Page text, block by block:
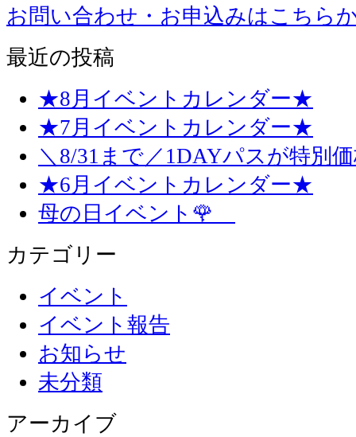
お問い合わせ・お申込みはこちら
最近の投稿
★8月イベントカレンダー★
★7月イベントカレンダー★
＼8/31まで／1DAYパスが特別
★6月イベントカレンダー★
母の日イベント🌹
カテゴリー
イベント
イベント報告
お知らせ
未分類
アーカイブ